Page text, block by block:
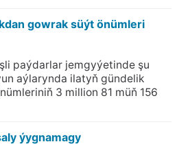
gowrak süýt önümleri
paýdarlar jemgyýetinde şu
aýlarynda ilatyň gündelik
3 million 81 müň 156
ýygnamagy